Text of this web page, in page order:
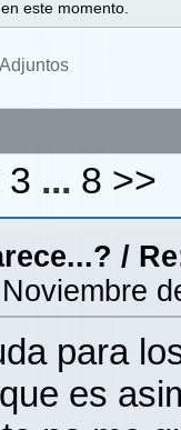
este momento.
Adjuntos
3 ... 8 >>
/
para
es